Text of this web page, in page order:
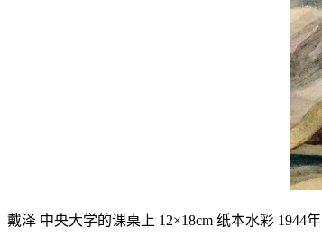
戴泽 中央大学的课桌上 12×18cm 纸本水彩 1944年